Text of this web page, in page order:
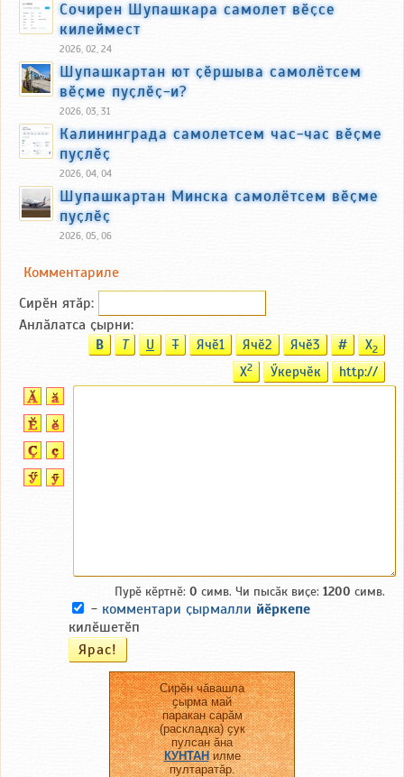
Сочирен Шупашкара самолет вӗҫсе
килеймест
2026, 02, 24
Шупашкартан ют ҫӗршыва самолётсем
вӗҫме пуҫлӗҫ-и?
2026, 03, 31
Калининграда самолетсем час-час вӗҫме
пуҫлӗҫ
2026, 04, 04
Шупашкартан Минска самолётсем вӗҫме
пуҫлӗҫ
2026, 05, 06
Комментариле
Сирӗн ятӑp:
Анлӑлатса ҫырни:
B T U T Ячӗ1 Ячӗ2 Ячӗ3 # X2
X2 Ӳкерчӗк http://
Пурӗ кӗртнӗ: 0 симв. Чи пысӑк виҫе: 1200 симв.
- комментари ҫырмалли йӗркепе
килӗшетӗп
Сирӗн чӑвашла
ҫырма май
паракан сарӑм
(раскладка) ҫук
пулсан ӑна
КУНТАНилме
пултаратӑр.